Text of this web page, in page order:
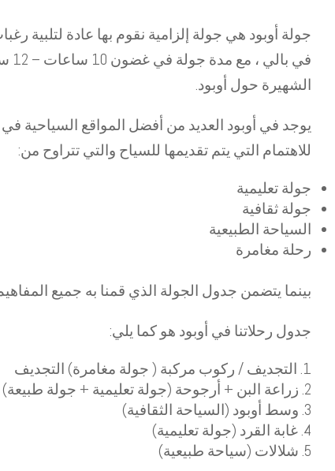
جولة أوبود هي جولة إلزامية نقوم بها عادة لتلبية
الشهيرة حول أوبود.
يوجد في أوبود العديد من أفضل المواقع السياحية في
للاهتمام التي يتم تقديمها للسياح والتي تتراوح من:
جولة تعليمية
جولة ثقافية
السياحة الطبيعية
رحلة مغامرة
بينما يتضمن جدول الجولة الذي قمنا به جميع
جدول رحلاتنا في أوبود هو كما يلي:
التجديف / ركوب مركبة ( جولة مغامرة) التجديف
زراعة البن + أرجوحة (جولة تعليمية + جولة طبيعة)
وسط أوبود (السياحة الثقافية)
غابة القرد (جولة تعليمية)
شلالات (سياحة طبيعية)